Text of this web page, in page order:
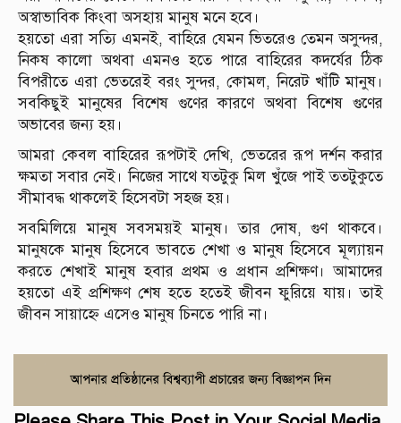
অস্বাভাবিক কিংবা অসহায় মানুষ মনে হবে।
হয়তো এরা সত্যি এমনই, বাহিরে যেমন ভিতরেও তেমন অসুন্দর,
নিকষ কালো অথবা এমনও হতে পারে বাহিরের কদর্যের ঠিক
বিপরীতে এরা ভেতরেই বরং সুন্দর, কোমল, নিরেট খাঁটি মানুষ।
সবকিছুই মানুষের বিশেষ গুণের কারণে অথবা বিশেষ গুণের
অভাবের জন্য হয়।
আমরা কেবল বাহিরের রূপটাই দেখি, ভেতরের রূপ দর্শন করার
ক্ষমতা সবার নেই। নিজের সাথে যতটুকু মিল খুঁজে পাই ততটুকুতে
সীমাবদ্ধ থাকলেই হিসেবটা সহজ হয়।
সবমিলিয়ে মানুষ সবসময়ই মানুষ। তার দোষ, গুণ থাকবে।
মানুষকে মানুষ হিসেবে ভাবতে শেখা ও মানুষ হিসেবে মূল্যায়ন
করতে শেখাই মানুষ হবার প্রথম ও প্রধান প্রশিক্ষণ। আমাদের
হয়তো এই প্রশিক্ষণ শেষ হতে হতেই জীবন ফুরিয়ে যায়। তাই
জীবন সায়াহ্নে এসেও মানুষ চিনতে পারি না।